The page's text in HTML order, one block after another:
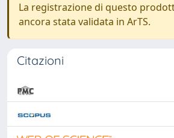
La registrazione di questo
ancora stata validata in ArTS.
Citazioni